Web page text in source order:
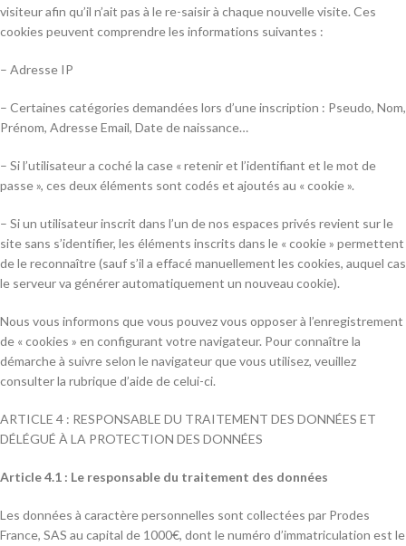
visiteur afin qu’il n’ait pas à le re-saisir à chaque nouvelle visite. Ces
cookies peuvent comprendre les informations suivantes :
– Adresse IP
– Certaines catégories demandées lors d’une inscription : Pseudo, Nom,
Prénom, Adresse Email, Date de naissance…
– Si l’utilisateur a coché la case « retenir et l’identifiant et le mot de
passe », ces deux éléments sont codés et ajoutés au « cookie ».
– Si un utilisateur inscrit dans l’un de nos espaces privés revient sur le
site sans s’identifier, les éléments inscrits dans le « cookie » permettent
de le reconnaître (sauf s’il a effacé manuellement les cookies, auquel cas
le serveur va générer automatiquement un nouveau cookie).
Nous vous informons que vous pouvez vous opposer à l’enregistrement
de « cookies » en configurant votre navigateur. Pour connaître la
démarche à suivre selon le navigateur que vous utilisez, veuillez
consulter la rubrique d’aide de celui-ci.
ARTICLE 4 : RESPONSABLE DU TRAITEMENT DES DONNÉES ET
DÉLÉGUÉ À LA PROTECTION DES DONNÉES
Article 4.1 : Le responsable du traitement des données
Les données à caractère personnelles sont collectées par Prodes
France, SAS au capital de 1000€, dont le numéro d’immatriculation est le